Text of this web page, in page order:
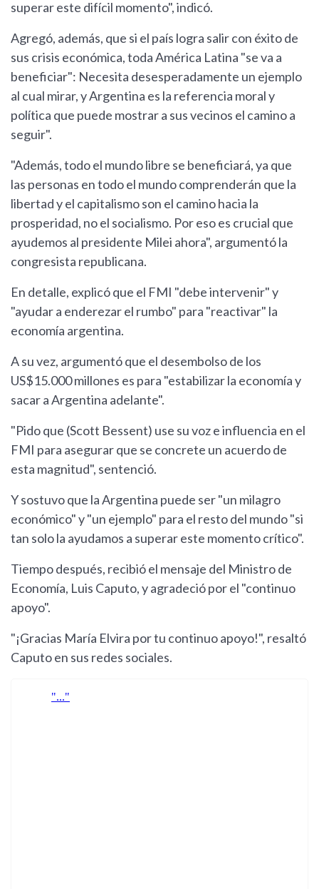
superar este difícil momento", indicó.
Agregó, además, que si el país logra salir con éxito de
sus crisis económica, toda América Latina "se va a
beneficiar": Necesita desesperadamente un ejemplo
al cual mirar, y Argentina es la referencia moral y
política que puede mostrar a sus vecinos el camino a
seguir".
"Además, todo el mundo libre se beneficiará, ya que
las personas en todo el mundo comprenderán que la
libertad y el capitalismo son el camino hacia la
prosperidad, no el socialismo. Por eso es crucial que
ayudemos al presidente Milei ahora", argumentó la
congresista republicana.
En detalle, explicó que el FMI "debe intervenir" y
"ayudar a enderezar el rumbo" para "reactivar" la
economía argentina.
A su vez, argumentó que el desembolso de los
US$15.000 millones es para "estabilizar la economía y
sacar a Argentina adelante".
"Pido que (Scott Bessent) use su voz e influencia en el
FMI para asegurar que se concrete un acuerdo de
esta magnitud", sentenció.
Y sostuvo que la Argentina puede ser "un milagro
económico" y "un ejemplo" para el resto del mundo "si
tan solo la ayudamos a superar este momento crítico".
Tiempo después, recibió el mensaje del Ministro de
Economía, Luis Caputo, y agradeció por el "continuo
apoyo".
"¡Gracias María Elvira por tu continuo apoyo!", resaltó
Caputo en sus redes sociales.